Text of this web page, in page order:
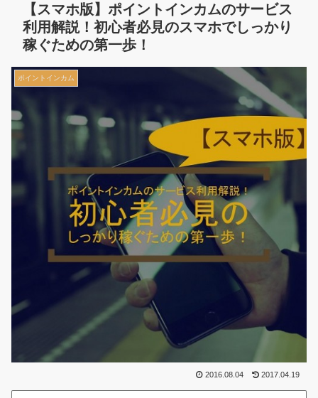
【スマホ版】ポイントインカムのサービス
利用解説！初心者必見のスマホでしっかり
稼ぐための第一歩！
ポイントインカム
2016.08.04 2017.04.19